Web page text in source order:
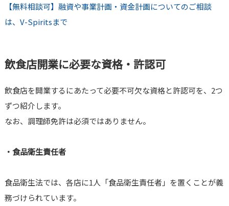
【無料相談可】融資や事業計画・資金計画についてのご相談
は、V-Spiritsまで
飲食店開業に必要な資格・許認可
飲食店を開業するにあたって必要不可欠な資格と許認可を、2つ
ずつ紹介します。
なお、調理師免許は必須ではありません。
・食品衛生責任者
食品衛生法では、各店に1人「食品衛生責任者」を置くことが義
務づけられています。